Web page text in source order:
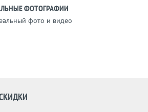
ФОТОГРАФИИ
фото и видео